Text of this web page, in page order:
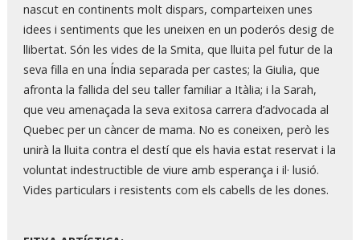
nascut en continents molt dispars, comparteixen unes
idees i sentiments que les uneixen en un poderós desig de
llibertat. Són les vides de la Smita, que lluita pel futur de la
seva filla en una Índia separada per castes; la Giulia, que
afronta la fallida del seu taller familiar a Itàlia; i la Sarah,
que veu amenaçada la seva exitosa carrera d’advocada al
Quebec per un càncer de mama. No es coneixen, però les
unirà la lluita contra el destí que els havia estat reservat i la
voluntat indestructible de viure amb esperança i il· lusió.
Vides particulars i resistents com els cabells de les dones.